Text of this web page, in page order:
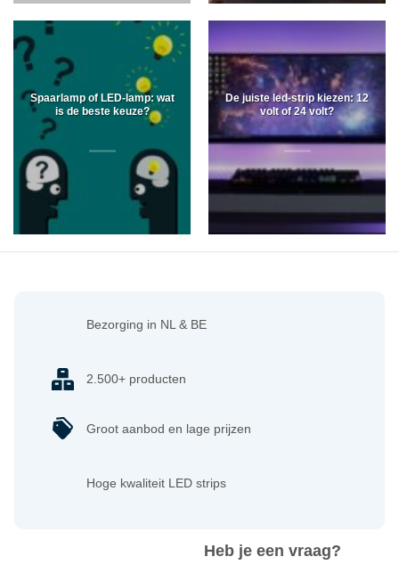
Spaarlamp of LED-lamp: wat
is de beste keuze?
De juiste led-strip kiezen: 12
volt of 24 volt?
Heb je een vraag?
Bezorging in NL & BE
2.500+ producten
Groot aanbod en lage prijzen
Hoge kwaliteit LED strips